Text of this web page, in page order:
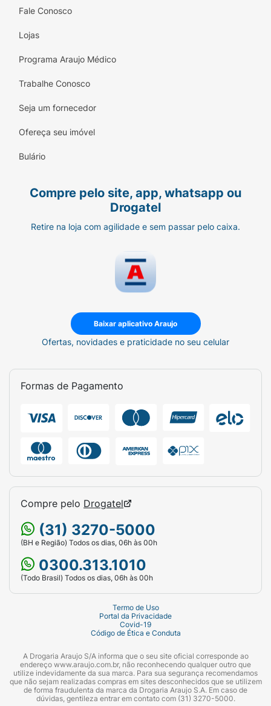
Fale Conosco
Lojas
Programa Araujo Médico
Trabalhe Conosco
Seja um fornecedor
Ofereça seu imóvel
Bulário
Compre pelo site, app, whatsapp ou
Drogatel
Retire na loja com agilidade e sem passar pelo caixa.
Baixar aplicativo Araujo
Ofertas, novidades e praticidade no seu celular
Formas de Pagamento
Compre pelo Drogatel
(31) 3270-5000
(BH e Região) Todos os dias, 06h às 00h
0300.313.1010
(Todo Brasil) Todos os dias, 06h às 00h
Termo de Uso
Portal da Privacidade
Covid-19
Código de Ética e Conduta
A Drogaria Araujo S/A informa que o seu site oficial corresponde ao
endereço www.araujo.com.br, não reconhecendo qualquer outro que
utilize indevidamente da sua marca. Para sua segurança recomendamos
que não sejam realizadas compras em sites desconhecidos que se utilizem
de forma fraudulenta da marca da Drogaria Araujo S.A. Em caso de
dúvidas, gentileza entrar em contato com (31) 3270-5000.